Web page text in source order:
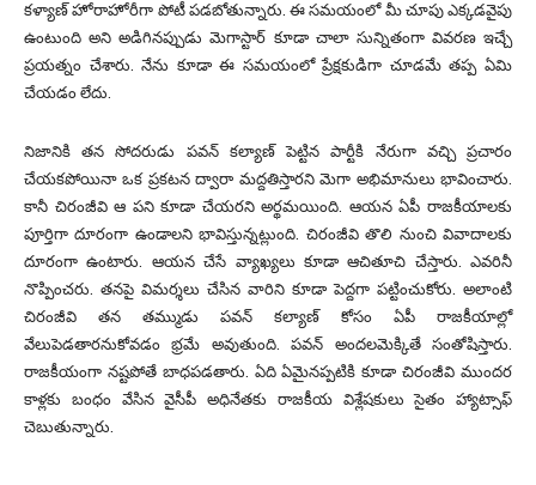
కళ్యాణ్ హోరాహోరీగా పోటీ పడబోతున్నారు. ఈ సమయంలో మీ చూపు ఎక్కడవైపు
ఉంటుంది అని అడిగినప్పుడు మెగాస్టార్ కూడా చాలా సున్నితంగా వివరణ ఇచ్చే
ప్రయత్నం చేశారు. నేను కూడా ఈ సమయంలో ప్రేక్షకుడిగా చూడమే తప్ప ఏమి
చేయడం లేదు.
నిజానికి తన సోదరుడు పవన్ కల్యాణ్ పెట్టిన పార్టీకి నేరుగా వచ్చి ప్రచారం
చేయకపోయినా ఒక ప్రకటన ద్వారా మద్దతిస్తారని మెగా అభిమానులు భావించారు.
కానీ చిరంజీవి ఆ పని కూడా చేయరని అర్థమయింది. ఆయన ఏపీ రాజకీయాలకు
పూర్తిగా దూరంగా ఉండాలని భావిస్తున్నట్లుంది. చిరంజీవి తొలి నుంచి వివాదాలకు
దూరంగా ఉంటారు. ఆయన చేసే వ్యాఖ్యలు కూడా ఆచితూచి చేస్తారు. ఎవరినీ
నొప్పించరు. తనపై విమర్శలు చేసిన వారిని కూడా పెద్దగా పట్టించుకోరు. అలాంటి
చిరంజీవి తన తమ్ముడు పవన్ కల్యాణ్ కోసం ఏపీ రాజకీయాల్లో
వేలుపెడతారనుకోవడం భ్రమే అవుతుంది. పవన్ అందలమెక్కితే సంతోషిస్తారు.
రాజకీయంగా నష్టపోతే బాధపడతారు. ఏది ఏమైనప్పటికి కూడా చిరంజీవి ముందర
కాళ్లకు బంధం వేసిన వైసీపీ అధినేతకు రాజకీయ విశ్లేషకులు సైతం హ్యాట్సాఫ్
చెబుతున్నారు.